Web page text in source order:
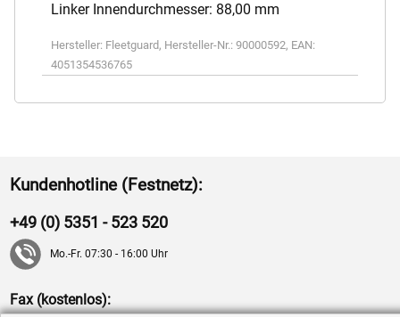
Linker Innendurchmesser: 88,00 mm
Hersteller: Fleetguard , Hersteller-Nr.: 90000592, EAN:
4051354536765
Kundenhotline (Festnetz):
+49 (0) 5351 - 523 520
Mo.-Fr. 07:30 - 16:00 Uhr
Fax (kostenlos):